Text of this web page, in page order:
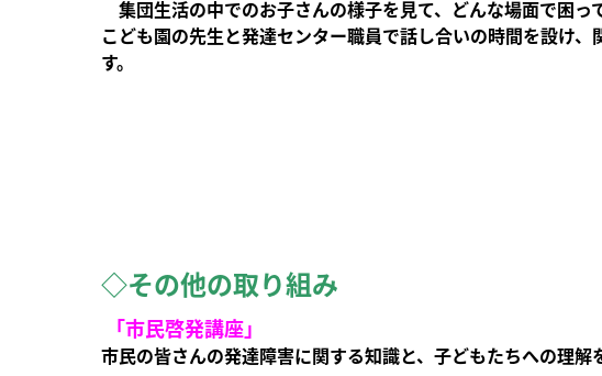
集団生活の中でのお子さんの様子を見て、どんな場面で困
こども園の先生と発達センター職員で話し合いの時間を設け
す。
◇その他の取り組み
「市民啓発講座」
市民の皆さんの発達障害に関する知識と、子どもたちへの理解